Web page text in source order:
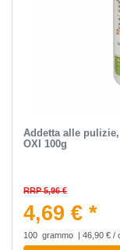
Addetta alle
OXI 100g
RRP 5,96 €
4,69 € *
100 grammo | 46,90 € /